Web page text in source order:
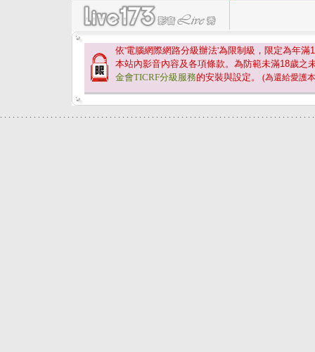
依'電腦網際網路分級辦法'為限制級，限定為年滿
本站內影音內容及各項條款。為防範未滿18歲之
金會TICRF分級服務的安裝與設定。 (為還給愛護
. . . . . . . . . . . . . . . . . . . . . . . . . . . . . . . . . . . . . . . . . . . . . . . . . . . . . . . . . . . . . . . . . . . . . . . . . . .